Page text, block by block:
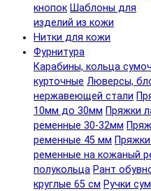
кнопок Шаблоны для
изделий из кожи
Нитки для кожи
Фурнитура
Карабины, кольца
курточные Люверсы,
нержавеющей стали
10мм до 30мм Пряжки
ременные 30-32мм
ременные 45 мм
ременные на кожаный
полукольца Рант
круглые 65 см Ручки